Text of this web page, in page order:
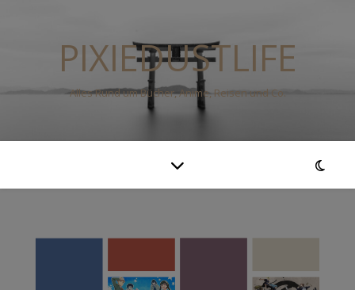
PIXIEDUSTLIFE
Alles Rund um Bücher, Anime, Reisen und Co.